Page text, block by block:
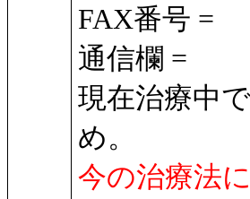
FAX番号 =
通信欄 =
現在治療中で
め。
今の治療法